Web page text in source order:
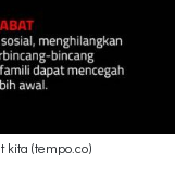
kita (tempo.co)